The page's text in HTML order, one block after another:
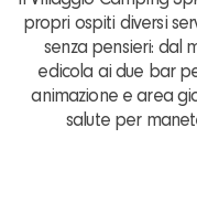
propri ospiti diversi
senza pensieri: dal
edicola ai due bar
animazione e area
salute per